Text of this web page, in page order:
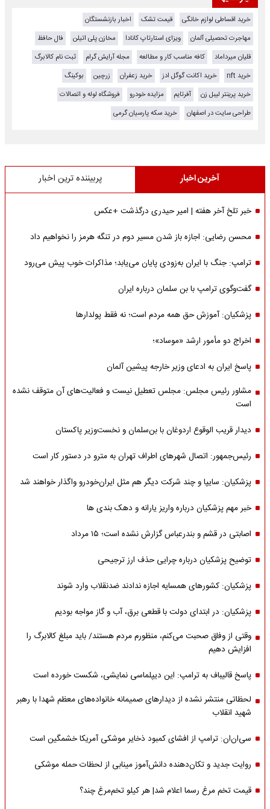
خرید اقساطی لوازم خانگی قیمت تشک
اخبار بازنشستگان
مهاجرت تحصیلی آلمان
ویزای استارتاپ کانادا مخازن پلی اتیلن
فال حافظ
قلیان میرداماد
کافه مناسب کار و مطالعه مجله آرایش گرام
ثبت نام کالابرگ
خرید nft
خرید اکانت گوگل ادز خرید زعفران زرچین
بوکینگ
خرید پرینتر لیبل زن
آفرتایم مزایده خودرو
فروشگاه لوله و اتصالات
طراحی سایت در اصفهان
خرید سکه پارسیان گرمی
آخرین اخبار پربیننده ترین اخبار
خبر تلخ آخر هفته | امیر حیدری درگذشت +عکس
محسن رضایی: اجازه باز شدن مسیر دوم در تنگه هرمز را نخواهیم داد
ترامپ: جنگ با ایران به‌زودی پایان می‌یابد؛ مذاکرات خوب پیش می‌رود
گفت‌وگوی ترامپ با بن سلمان درباره ایران
پزشکیان: آموزش حق همه مردم است؛ نه فقط پولدارها
اخراج دو مأمور ارشد «موساد»؛
پاسخ ایران به ادعای وزیر خارجه پیشین آلمان
مشاور رئیس مجلس: مجلس تعطیل نیست و فعالیت‌های آن متوقف نشده
است
دیدار قریب الوقوع اردوغان با بن‌سلمان و نخست‌وزیر پاکستان
رئیس‌جمهور: اتصال شهرهای اطراف تهران به مترو در دستور کار است
پزشکیان: سایپا و چند شرکت دیگر هم مثل ایران‌خودرو واگذار خواهند شد
خبر مهم پزشکیان درباره واریز یارانه و دهک بندی ها
اصابتی در قشم و بندرعباس گزارش نشده است؛ ۱۵ مرداد
توضیح پزشکیان درباره چرایی حذف ارز ترجیحی
پزشکیان: کشورهای همسایه اجازه ندادند ضدنقلاب وارد شوند
پزشکیان: در ابتدای دولت با قطعی برق، آب و گاز مواجه بودیم
وقتی از وفاق صحبت می‌کنم، منظورم مردم هستند/ باید مبلغ کالابرگ را
افزایش دهیم
پاسخ قالیباف به ترامپ: این دیپلماسی نمایشی، شکست خورده است
لحظاتی منتشر نشده از دیدارهای صمیمانه خانواده‌های معظم شهدا با رهبر
شهید انقلاب
سی‌ان‌ان: ترامپ از افشای کمبود ذخایر موشکی آمریکا خشمگین است
روایت جدید و تکان‌دهنده دانش‌آموز مینابی از لحظات حمله موشکی
قیمت تخم مرغ رسما اعلام شد| هر کیلو تخم‌مرغ چند؟